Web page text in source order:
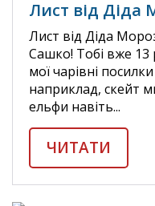
Лист від
Лист від Діда
Сашко! Тобі вже 13
мої чарівні
наприклад, скейт
ельфи навіть...
ЧИТАТИ